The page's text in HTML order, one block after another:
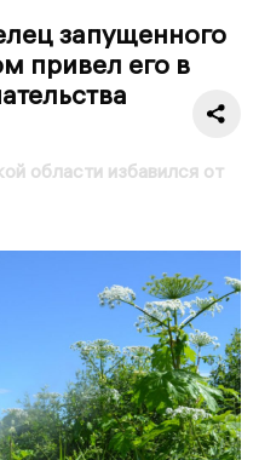
запущенного
привел его в
области избавился от